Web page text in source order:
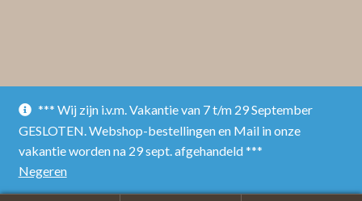
*** Wij zijn i.v.m. Vakantie van 7 t/m 29 September
GESLOTEN. Webshop-bestellingen en Mail in onze
vakantie worden na 29 sept. afgehandeld ***
Negeren